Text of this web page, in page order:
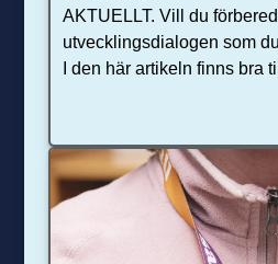
AKTUELLT. Vill du
utvecklingsdialogen som
I den här artikeln finns bra